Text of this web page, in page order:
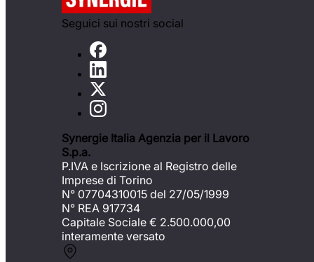
Seguici sui nostri social
Synergie Italia Agenzia per il Lavoro
S.p.a.
P.IVA e Iscrizione al Registro delle
Imprese di Torino
N° 07704310015 del 27/05/1999
N° REA 917734
Capitale Sociale € 2.500.000,00
interamente versato